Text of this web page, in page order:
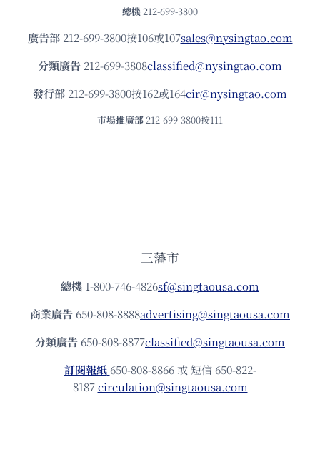
總機 212-699-3800
廣告部212-699-3800按106或107sales@nysingtao.com
分類廣告 212-699-3808classified@nysingtao.com
發⾏部 212-699-3800按162或164cir@nysingtao.com
市場推廣部 212-699-3800按111
三藩市
總機 1-800-746-4826sf@singtaousa.com
商業廣告 650-808-8888advertising@singtaousa.com
分類廣告 650-808-8877classified@singtaousa.com
訂閱報紙 650-808-8866 或 短信 650-822-
8187circulation@singtaousa.com